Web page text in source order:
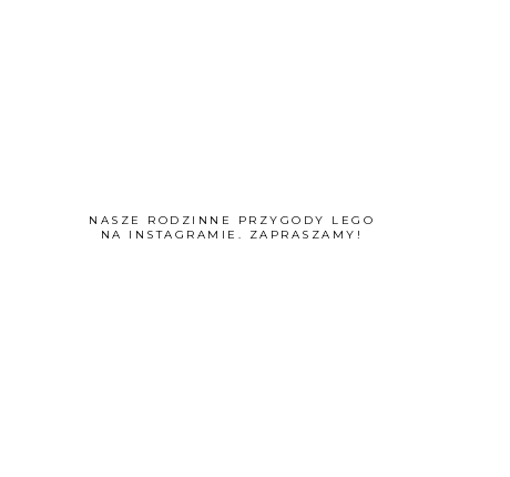
NASZE RODZINNE PRZYGODY LEGO
NA INSTAGRAMIE. ZAPRASZAMY!